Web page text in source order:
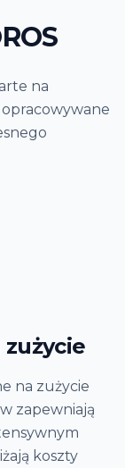
na
na zużycie
zapewniają
koszty